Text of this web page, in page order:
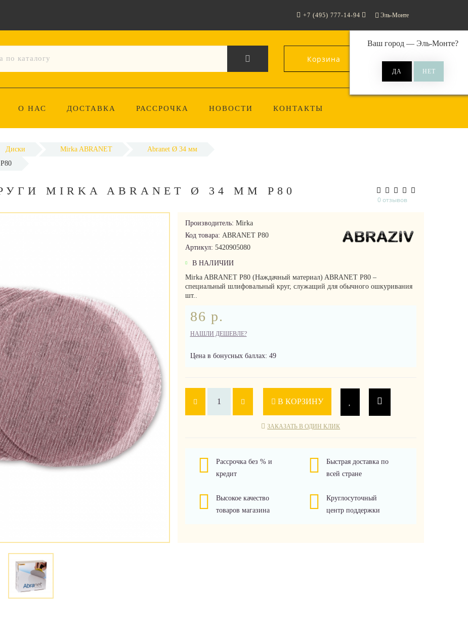
Эль-Монте
Ваш город — Эль-Монте?
+7 (495) 777-14-94
Корзина 0
О НАС ДОСТАВКА РАССРОЧКА НОВОСТИ КОНТАКТЫ
Диски Mirka ABRANET
Abranet Ø 34 мм
MIRKA ABRANET Ø 34 ММ P80
0 отзывов
Производитель: Mirka
Код товара: ABRANET P80
Артикул: 5420905080
В НАЛИЧИИ
Mirka ABRANET P80 (Наждачный материал) ABRANET P80 –
специальный шлифовальный круг, служащий для обычного ошкуривания
шт..
86 р.
НАШЛИ ДЕШЕВЛЕ?
Цена в бонусных баллах: 49
В КОРЗИНУ
ЗАКАЗАТЬ В ОДИН КЛИК
Рассрочка без % и
кредит
Быстрая доставка по
всей стране
Высокое качество
товаров магазина
Круглосуточный
центр поддержки